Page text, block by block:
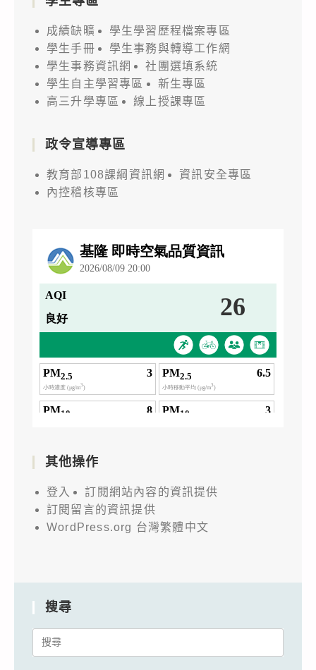
成績缺曠
學生學習歷程檔案專區
學生手冊
學生事務與轉導工作網
學生事務資訊網
社團選填系統
學生自主學習專區
新生專區
高三升學專區
線上授課專區
政令宣導專區
教育部108課綱資訊網
資訊安全專區
內控稽核專區
其他操作
登入
訂閱網站內容的資訊提供
訂閱留言的資訊提供
WordPress.org 台灣繁體中文
搜尋
Search